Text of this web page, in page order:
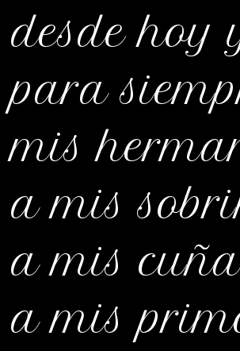
desde hoy
para
mis
a mis
a mis
a mis